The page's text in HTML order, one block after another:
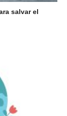
salvar el